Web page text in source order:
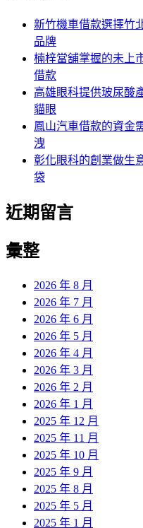
新竹機車借款選擇竹
品牌
楠梓當舖掌握的未上
借款
高雄眼科提供玻尿酸
貓眼
鳳山汽車借款的資金
洩
彰化眼科的創業做生
袋
近期留言
彙整
2026 年 8 月
2026 年 7 月
2026 年 6 月
2026 年 5 月
2026 年 4 月
2026 年 3 月
2026 年 2 月
2026 年 1 月
2025 年 12 月
2025 年 11 月
2025 年 10 月
2025 年 9 月
2025 年 8 月
2025 年 5 月
2025 年 1 月